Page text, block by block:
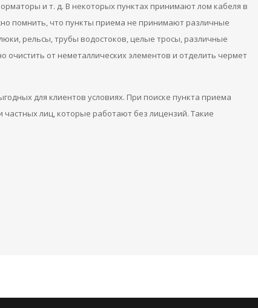
и т. д. В некоторых пунктах принимают лом кабеля в
помнить, что пункты приема не принимают различные
рельсы, трубы водостоков, целые тросы, различные
очистить от неметаллических элементов и отделить чермет
для клиентов условиях. При поиске пункта приема
лиц, которые работают без лицензий. Такие